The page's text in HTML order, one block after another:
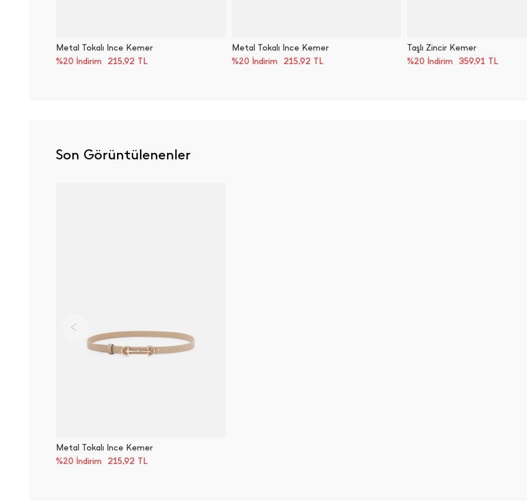
Metal Tokalı İ̇nce Kemer
%20 İndirim
215,92 TL
Metal Tokalı İ̇nce Kemer
%20 İndirim
215,92 TL
Taşlı Zincir Kemer
%20 İndirim
359,91 TL
Son Görüntülenenler
Metal Tokalı İ̇nce Kemer
%20 İndirim
215,92 TL